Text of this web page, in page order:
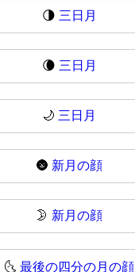
🌗 三日月
🌘 三日月
🌙 三日月
🌚 新月の顔
🌛 新月の顔
🌜 最後の四分の月の顔